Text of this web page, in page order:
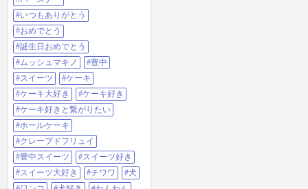
また美味い！ 息子は、高校時代か
ら、現金を要求しています。 現
金、あげました。 我が家の2チワワ
は、イチゴをもらえると、目がら
んらんと輝いています。 #息子#誕
生日#お祝い#バースデー#いつもあ
りがとう#おめでとう#誕生日おめ
でとう#ムッシュマキノ#豊中#スイ
ーツ#ケーキ#ケーキ大好き#ケーキ
好き#ケーキ好きと繋がりたい#ホ
ールケーキ#クレープドフリュイ#
豊中スイーツ#スイーツ好き#スイ
ーツ大好き#チワワ#犬#ワンコ#犬
好き#わんわん#わんこ#ロングコー
トチワワ#igersjp#イヌスタグラム#
チワワ好き#チワワ好きと繋がりた
い#わんこ好き#わんこ好きと繋が
りたい#犬好き#犬好きな人と繋が
#いつもありがとう
#おめでとう
#誕生日おめでとう
#ムッシュマキノ
#豊中
#スイーツ
#ケーキ
#ケーキ大好き
#ケーキ好き
#ケーキ好きと繋がりたい
#ホールケーキ
#クレープドフリュイ
#豊中スイーツ
#スイーツ好き
#スイーツ大好き
#チワワ
#犬